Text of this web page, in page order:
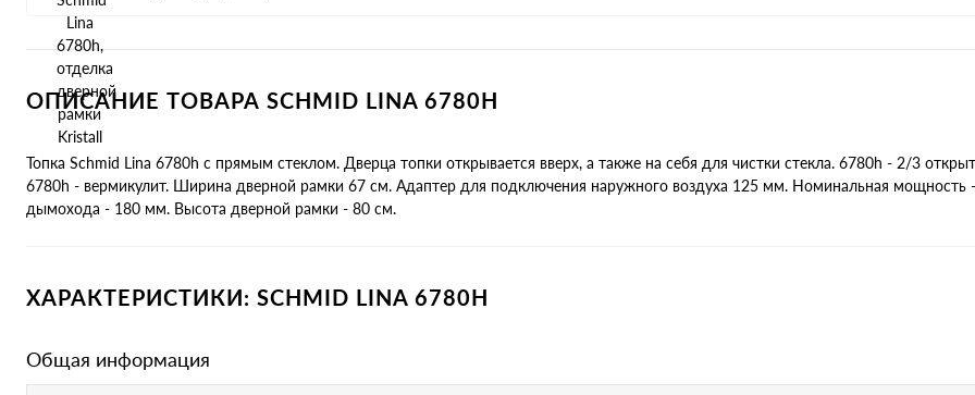
ОПИСАНИЕ ТОВАРА SCHMID LINA 6780H
Топка Schmid Lina 6780h с прямым стеклом. Дверца топки открывается вверх, а также на себя для чистки стекла. 6780h - 2/3
6780h - вермикулит. Ширина дверной рамки 67 см. Адаптер для подключения наружного воздуха 125 мм. Номинальная мощность
дымохода - 180 мм. Высота дверной рамки - 80 см.
ХАРАКТЕРИСТИКИ: SCHMID LINA 6780H
Общая информация